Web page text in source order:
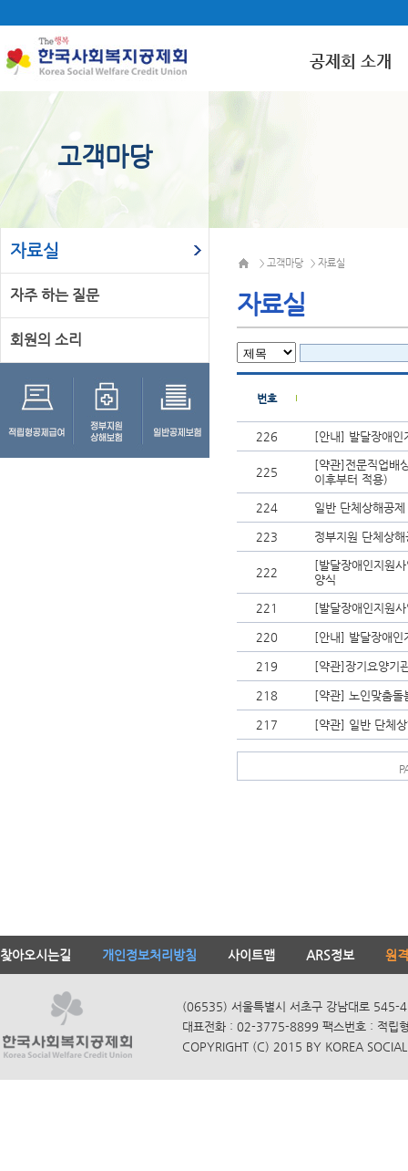
공제회 소개
고객마당
자료실
자주 하는 질문
회원의 소리
> 고객마당 > 자료실
자료실
번호
226 [안내] 발달장애인
225
[약관]전문직업배
이후부터 적용)
224 일반 단체상해공
223 정부지원 단체상
222
[발달장애인지원
양식
221 [발달장애인지원
220 [안내] 발달장애인
219 [약관]장기요양기
218 [약관] 노인맞춤
217 [약관] 일반 단체
찾아오시는길 개인정보처리방침 사이트맵 ARS정보 원
(06535) 서울특별시 서초구 강남대로 545-
대표전화 : 02-3775-8899 팩스번호 : 적립
COPYRIGHT (C) 2015 BY KOREA SOCIAL